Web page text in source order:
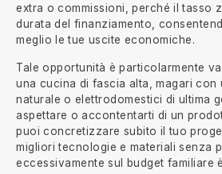
extra o commissioni, perché il tasso
durata del finanziamento,
meglio le tue uscite economiche.
Tale opportunità è particolarmente
una cucina di fascia alta, magari con
naturale o elettrodomestici di ultima
aspettare o accontentarti di un
puoi concretizzare subito il tuo
migliori tecnologie e materiali senza
eccessivamente sul budget familiare